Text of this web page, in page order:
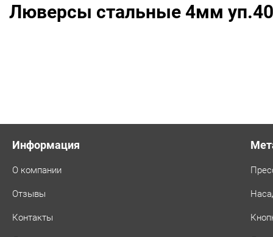
Люверсы стальные 4мм
Информация
О компании
Отзывы
Контакты